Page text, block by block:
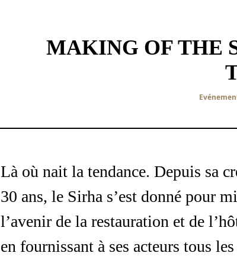
MAKING OF THE
Là où nait la tendance. Depuis sa
30 ans, le Sirha s’est donné pour
l’avenir de la restauration et de
en fournissant à ses acteurs tous